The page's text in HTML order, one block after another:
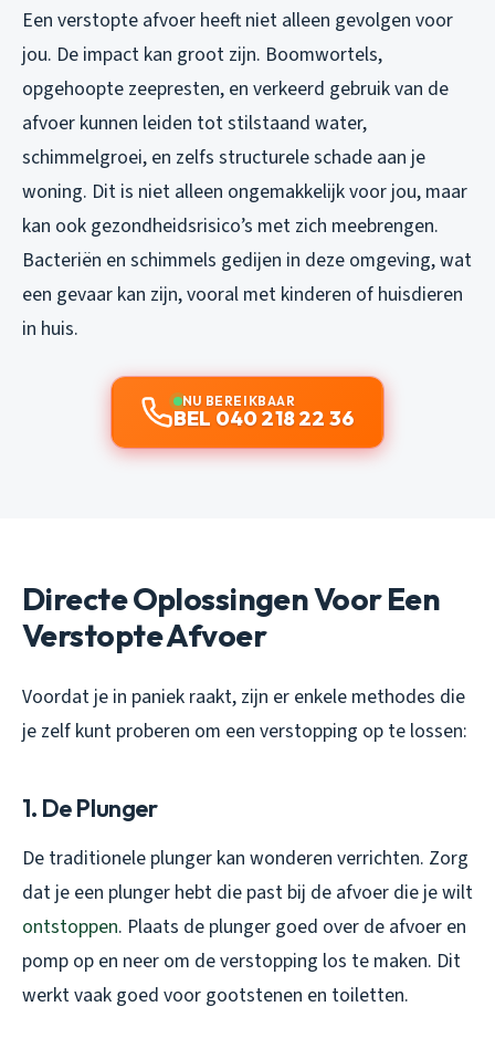
Een verstopte afvoer heeft niet alleen gevolgen voor
jou. De impact kan groot zijn. Boomwortels,
opgehoopte zeepresten, en verkeerd gebruik van de
afvoer kunnen leiden tot stilstaand water,
schimmelgroei, en zelfs structurele schade aan je
woning. Dit is niet alleen ongemakkelijk voor jou, maar
kan ook gezondheidsrisico’s met zich meebrengen.
Bacteriën en schimmels gedijen in deze omgeving, wat
een gevaar kan zijn, vooral met kinderen of huisdieren
in huis.
NU BEREIKBAAR
BEL 040 218 22 36
Directe Oplossingen Voor Een
Verstopte Afvoer
Voordat je in paniek raakt, zijn er enkele methodes die
je zelf kunt proberen om een verstopping op te lossen:
1. De Plunger
De traditionele plunger kan wonderen verrichten. Zorg
dat je een plunger hebt die past bij de afvoer die je wilt
ontstoppen. Plaats de plunger goed over de afvoer en
pomp op en neer om de verstopping los te maken. Dit
werkt vaak goed voor gootstenen en toiletten.